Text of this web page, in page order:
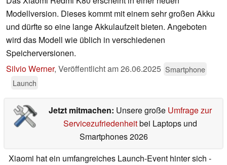
Modellversion. Dieses kommt mit einem sehr großen Akku
und dürfte so eine lange Akkulaufzeit bieten. Angeboten
wird das Modell wie üblich in verschiedenen
Speicherversionen.
Silvio Werner, Veröffentlicht am26.06.2025 Smartphone
Launch
Jetzt mitmachen: Unsere große Umfrage zur
Servicezufriedenheitbei Laptops und
Smartphones 2026
Xiaomi hat ein umfangreiches Launch-Event hinter sich -